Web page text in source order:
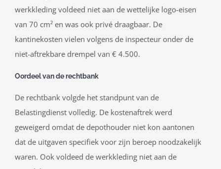
werkkleding voldeed niet aan de wettelijke logo-eisen
van 70 cm² en was ook privé draagbaar. De
kantinekosten vielen volgens de inspecteur onder de
niet-aftrekbare drempel van € 4.500.
Oordeel van de rechtbank
De rechtbank volgde het standpunt van de
Belastingdienst volledig. De kostenaftrek werd
geweigerd omdat de depothouder niet kon aantonen
dat de uitgaven specifiek voor zijn beroep noodzakelijk
waren. Ook voldeed de werkkleding niet aan de